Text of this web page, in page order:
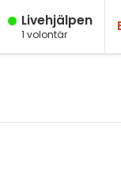
Live­hjälpen
1 volontär